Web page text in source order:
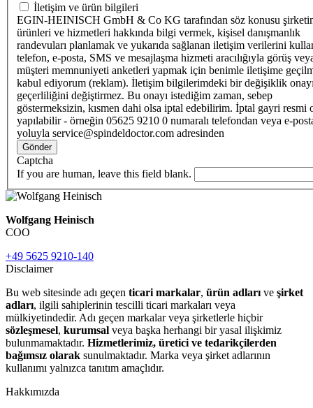
İletişim ve ürün bilgileri
EGIN-HEINISCH GmbH & Co KG tarafından söz konusu
ürünleri ve hizmetleri hakkında bilgi vermek, kişisel danışmanlık
randevuları planlamak ve yukarıda sağlanan iletişim verilerini
telefon, e-posta, SMS ve mesajlaşma hizmeti aracılığıyla görüş
müşteri memnuniyeti anketleri yapmak için benimle iletişime
kabul ediyorum (reklam). İletişim bilgilerimdeki bir değişiklik
geçerliliğini değiştirmez. Bu onayı istediğim zaman, sebep
göstermeksizin, kısmen dahi olsa iptal edebilirim. İptal gayri resmi
yapılabilir - örneğin 05625 9210 0 numaralı telefondan veya e-
yoluyla service@spindeldoctor.com adresinden
Gönder
Captcha
If you are human, leave this field blank.
Wolfgang Heinisch
COO
+49 5625 9210-140
Disclaimer
Bu web sitesinde adı geçen ticari markalar, ürün adları ve şirket
adları, ilgili sahiplerinin tescilli ticari markaları veya
mülkiyetindedir. Adı geçen markalar veya şirketlerle hiçbir
sözleşmesel, kurumsal veya başka herhangi bir yasal ilişkimiz
bulunmamaktadır. Hizmetlerimiz, üretici ve tedarikçilerden
bağımsız olarak sunulmaktadır. Marka veya şirket adlarının
kullanımı yalnızca tanıtım amaçlıdır.
Hakkımızda